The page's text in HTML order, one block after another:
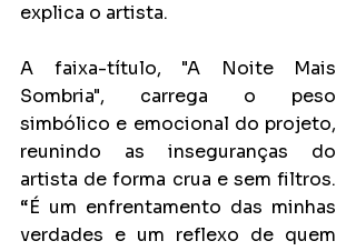
explica o artista.
A faixa-título, "A Noite Mais
Sombria", carrega o peso
simbólico e emocional do projeto,
reunindo as inseguranças do
artista de forma crua e sem filtros.
“É um enfrentamento das minhas
verdades e um reflexo de quem